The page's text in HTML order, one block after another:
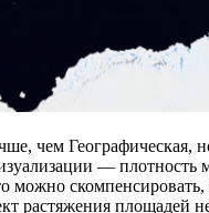
чем
— плотность
можно
растяжения площадей